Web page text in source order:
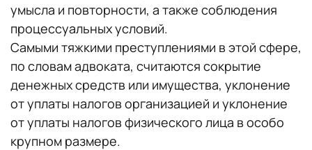
умысла и повторности, а также соблюдения
процессуальных условий.
Самыми тяжкими преступлениями в этой сфере,
по словам адвоката, считаются сокрытие
денежных средств или имущества, уклонение
от уплаты налогов организацией и уклонение
от уплаты налогов физического лица в особо
крупном размере.